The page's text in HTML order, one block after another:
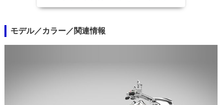
モデル／カラー／関連情報